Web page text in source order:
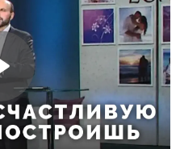
Виталий Олийник,
руководитель Центра
духовного
просвещения
#9
Виталий Олийник,
руководитель Центра
духовного
#8